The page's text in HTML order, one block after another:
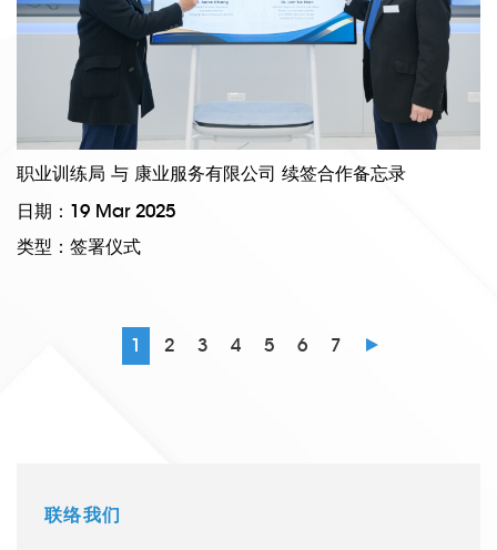
职业训练局 与 康业服务有限公司 续签合作备忘录
日期：19 Mar 2025
类型：签署仪式
1 2 3 4 5 6 7
联络我们